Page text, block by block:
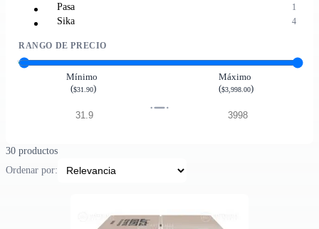
Pasa 1
Sika 4
RANGO DE PRECIO
Mínimo
($31.90)
Máximo
($3,998.00)
30 productos
Ordenar por: